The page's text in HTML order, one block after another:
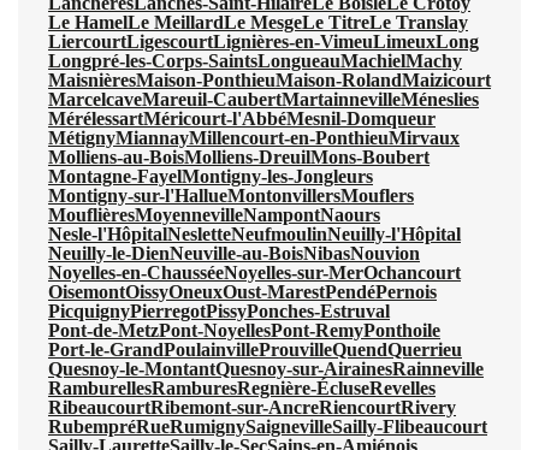
Le HamelLe MeillardLe MesgeLe TitreLe Translay
LiercourtLigescourtLignières-en-VimeuLimeuxLong
Longpré-les-Corps-SaintsLongueauMachielMachy
MaisnièresMaison-PonthieuMaison-RolandMaizicourt
MarcelcaveMareuil-CaubertMartainnevilleMéneslies
MérélessartMéricourt-l'AbbéMesnil-Domqueur
MétignyMiannayMillencourt-en-PonthieuMirvaux
Molliens-au-BoisMolliens-DreuilMons-Boubert
Montagne-FayelMontigny-les-Jongleurs
Montigny-sur-l'HallueMontonvillersMouflers
MouflièresMoyennevilleNampontNaours
Nesle-l'HôpitalNesletteNeufmoulinNeuilly-l'Hôpital
Neuilly-le-DienNeuville-au-BoisNibasNouvion
Noyelles-en-ChausséeNoyelles-sur-MerOchancourt
OisemontOissyOneuxOust-MarestPendéPernois
PicquignyPierregotPissyPonches-Estruval
Pont-de-MetzPont-NoyellesPont-RemyPonthoile
Port-le-GrandPoulainvilleProuvilleQuendQuerrieu
Quesnoy-le-MontantQuesnoy-sur-AirainesRainneville
RamburellesRamburesRegnière-ÉcluseRevelles
RibeaucourtRibemont-sur-AncreRiencourtRivery
RubempréRueRumignySaignevilleSailly-Flibeaucourt
Sailly-LauretteSailly-le-SecSains-en-Amiénois